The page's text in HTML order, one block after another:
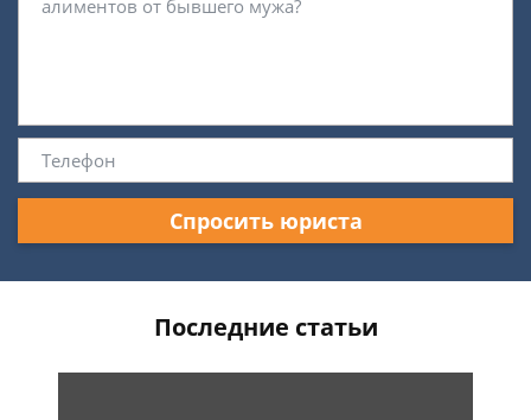
Спросить юриста
Последние статьи